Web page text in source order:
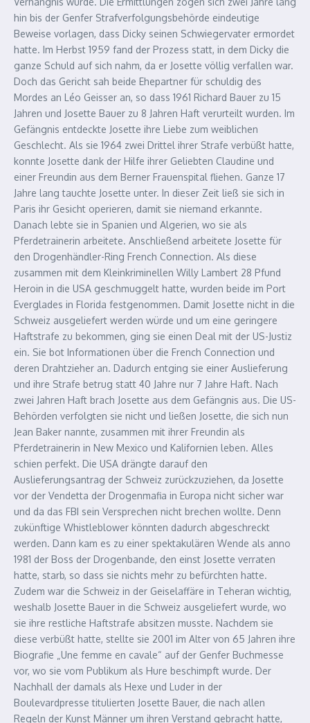
hin bis der Genfer Strafverfolgungsbehörde eindeutige
Beweise vorlagen, dass Dicky seinen Schwiegervater ermordet
hatte. Im Herbst 1959 fand der Prozess statt, in dem Dicky die
ganze Schuld auf sich nahm, da er Josette völlig verfallen war.
Doch das Gericht sah beide Ehepartner für schuldig des
Mordes an Léo Geisser an, so dass 1961 Richard Bauer zu 15
Jahren und Josette Bauer zu 8 Jahren Haft verurteilt wurden. Im
Gefängnis entdeckte Josette ihre Liebe zum weiblichen
Geschlecht. Als sie 1964 zwei Drittel ihrer Strafe verbüßt hatte,
konnte Josette dank der Hilfe ihrer Geliebten Claudine und
einer Freundin aus dem Berner Frauenspital fliehen. Ganze 17
Jahre lang tauchte Josette unter. In dieser Zeit ließ sie sich in
Paris ihr Gesicht operieren, damit sie niemand erkannte.
Danach lebte sie in Spanien und Algerien, wo sie als
Pferdetrainerin arbeitete. Anschließend arbeitete Josette für
den Drogenhändler-Ring French Connection. Als diese
zusammen mit dem Kleinkriminellen Willy Lambert 28 Pfund
Heroin in die USA geschmuggelt hatte, wurden beide im Port
Everglades in Florida festgenommen. Damit Josette nicht in die
Schweiz ausgeliefert werden würde und um eine geringere
Haftstrafe zu bekommen, ging sie einen Deal mit der US-Justiz
ein. Sie bot Informationen über die French Connection und
deren Drahtzieher an. Dadurch entging sie einer Auslieferung
und ihre Strafe betrug statt 40 Jahre nur 7 Jahre Haft. Nach
zwei Jahren Haft brach Josette aus dem Gefängnis aus. Die US-
Behörden verfolgten sie nicht und ließen Josette, die sich nun
Jean Baker nannte, zusammen mit ihrer Freundin als
Pferdetrainerin in New Mexico und Kalifornien leben. Alles
schien perfekt. Die USA drängte darauf den
Auslieferungsantrag der Schweiz zurückzuziehen, da Josette
vor der Vendetta der Drogenmafia in Europa nicht sicher war
und da das FBI sein Versprechen nicht brechen wollte. Denn
zukünftige Whistleblower könnten dadurch abgeschreckt
werden. Dann kam es zu einer spektakulären Wende als anno
1981 der Boss der Drogenbande, den einst Josette verraten
hatte, starb, so dass sie nichts mehr zu befürchten hatte.
Zudem war die Schweiz in der Geiselaffäre in Teheran wichtig,
weshalb Josette Bauer in die Schweiz ausgeliefert wurde, wo
sie ihre restliche Haftstrafe absitzen musste. Nachdem sie
diese verbüßt hatte, stellte sie 2001 im Alter von 65 Jahren ihre
Biografie „Une femme en cavale“ auf der Genfer Buchmesse
vor, wo sie vom Publikum als Hure beschimpft wurde. Der
Nachhall der damals als Hexe und Luder in der
Boulevardpresse titulierten Josette Bauer, die nach allen
Regeln der Kunst Männer um ihren Verstand gebracht hatte,